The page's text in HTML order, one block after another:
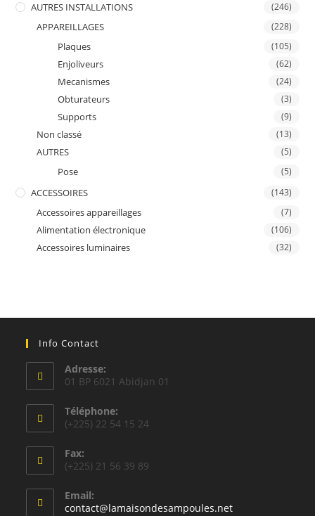
AUTRES INSTALLATIONS (246)
APPAREILLAGES (228)
Plaques (105)
Enjoliveurs (62)
Mecanismes (24)
Obturateurs (3)
Supports (9)
Non classé (13)
AUTRES (5)
Pose (5)
ACCESSOIRES (143)
Accessoires appareillages (7)
Alimentation électronique (106)
Accessoires luminaires (32)
Info Contact
Adresse:
01 BP 6021 Abidjan 01
Téléphone:
(+225) 22 54 15 24
Fax:
(+225) 21 56 39 89
Email:
contact@lamaisondesampoules.netS’ouvre